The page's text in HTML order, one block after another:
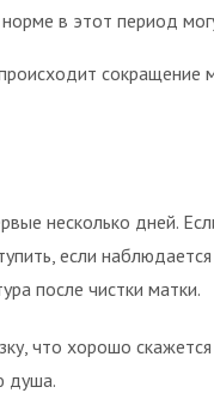
в этот период
сокращение
несколько дней.
если
после чистки матки.
что хорошо
душа.